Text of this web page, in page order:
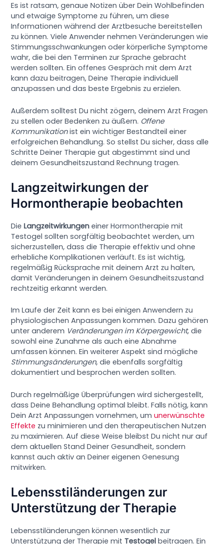
Es ist ratsam, genaue Notizen über Dein Wohlbefinden
und etwaige Symptome zu führen, um diese
Informationen während der Arztbesuche bereitstellen
zu können. Viele Anwender nehmen Veränderungen wie
Stimmungsschwankungen oder körperliche Symptome
wahr, die bei den Terminen zur Sprache gebracht
werden sollten. Ein offenes Gespräch mit dem Arzt
kann dazu beitragen, Deine Therapie individuell
anzupassen und das beste Ergebnis zu erzielen.
Außerdem solltest Du nicht zögern, deinem Arzt Fragen
zu stellen oder Bedenken zu äußern. Offene
Kommunikationist ein wichtiger Bestandteil einer
erfolgreichen Behandlung. So stellst Du sicher, dass alle
Schritte Deiner Therapie gut abgestimmt sind und
deinem Gesundheitszustand Rechnung tragen.
Langzeitwirkungen der
Hormontherapie beobachten
DieLangzeitwirkungen einer Hormontherapie mit
Testogel sollten sorgfältig beobachtet werden, um
sicherzustellen, dass die Therapie effektiv und ohne
erhebliche Komplikationen verläuft. Es ist wichtig,
regelmäßig Rücksprache mit deinem Arzt zu halten,
damit Veränderungen in deinem Gesundheitszustand
rechtzeitig erkannt werden.
Im Laufe der Zeit kann es bei einigen Anwendern zu
physiologischen Anpassungen kommen. Dazu gehören
unter anderem Veränderungen im Körpergewicht, die
sowohl eine Zunahme als auch eine Abnahme
umfassen können. Ein weiterer Aspekt sind mögliche
Stimmungsänderungen, die ebenfalls sorgfältig
dokumentiert und besprochen werden sollten.
Durch regelmäßige Überprüfungen wird sichergestellt,
dass Deine Behandlung optimal bleibt. Falls nötig, kann
Dein Arzt Anpassungen vornehmen, umunerwünschte
Effekte zu minimieren und den therapeutischen Nutzen
zu maximieren. Auf diese Weise bleibst Du nicht nur auf
dem aktuellen Stand Deiner Gesundheit, sondern
kannst auch aktiv an Deiner eigenen Genesung
mitwirken.
Lebensstiländerungen zur
Unterstützung der Therapie
Lebensstiländerungen können wesentlich zur
Unterstützung der Therapie mit Testogel beitragen. Ein